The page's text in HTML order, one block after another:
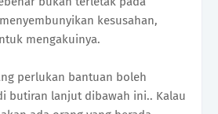
kesusahan,
mengakuinya.
perlukan bantuan boleh
butiran lanjut dibawah ini.. Kalau